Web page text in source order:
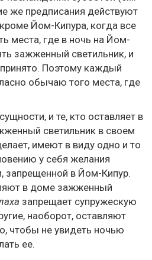
же предписания действуют
Йом-Кипура, когда все
места, где в ночь на Йом-
зажженный светильник, и
принято. Поэтому каждый
обычаю того места, где
и те, кто оставляет в
светильник в своем
имеют в виду одно и то
у себя желания
запрещенной в Йом-Кипур.
в доме зажженный
запрещает супружескую
наоборот, оставляют
чтобы не увидеть ночью
ее.